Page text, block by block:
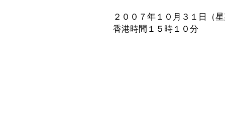
２００７年１０月３１日（
香港時間１５時１０分